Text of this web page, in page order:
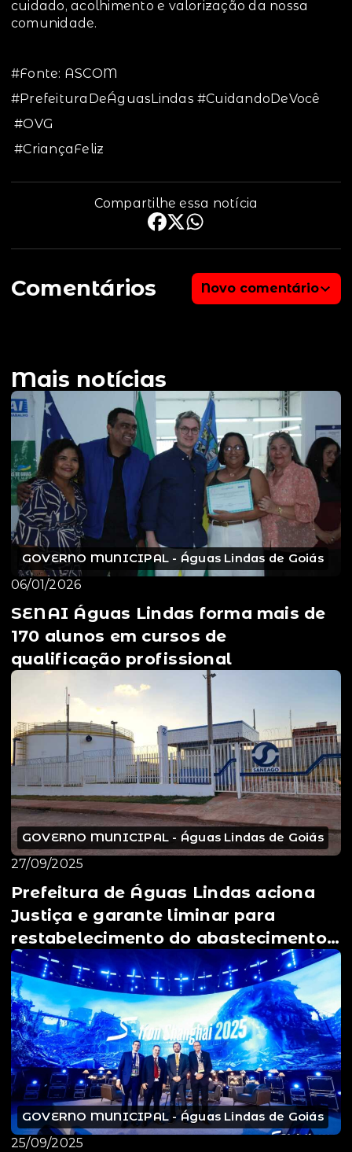
cuidado, acolhimento e valorização da nossa
comunidade.
#Fonte: ASCOM
#PrefeituraDeÁguasLindas #CuidandoDeVocê
#OVG
#CriançaFeliz
Compartilhe essa notícia
Comentários Novo comentário
Mais notícias
GOVERNO MUNICIPAL - Águas Lindas de Goiás
06/01/2026
SENAI Águas Lindas forma mais de
170 alunos em cursos de
qualificação profissional
GOVERNO MUNICIPAL - Águas Lindas de Goiás
27/09/2025
Prefeitura de Águas Lindas aciona
Justiça e garante liminar para
restabelecimento do abastecimento
de água ⚖️
GOVERNO MUNICIPAL - Águas Lindas de Goiás
25/09/2025